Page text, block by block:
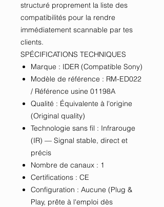
structuré proprement la liste des
compatibilités pour la rendre
immédiatement scannable par tes
clients.
SPÉCIFICATIONS TECHNIQUES
Marque : IDER (Compatible Sony)
Modèle de référence : RM-ED022
/ Référence usine 01198A
Qualité : Équivalente à l'origine
(Original quality)
Technologie sans fil : Infrarouge
(IR) — Signal stable, direct et
précis
Nombre de canaux : 1
Certifications : CE
Configuration : Aucune (Plug &
Play, prête à l'emploi dès